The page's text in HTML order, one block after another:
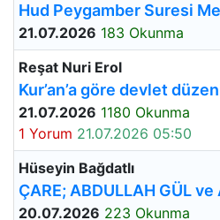
Hud Peygamber Suresi
21.07.2026 183 Okunma
Reşat Nuri Erol
Kur’an’a göre devlet
21.07.2026 1180 Okunma
1 Yorum 21.07.2026 05:50
Hüseyin Bağdatlı
ÇARE; ABDULLAH GÜL ve
20.07.2026 223 Okunma